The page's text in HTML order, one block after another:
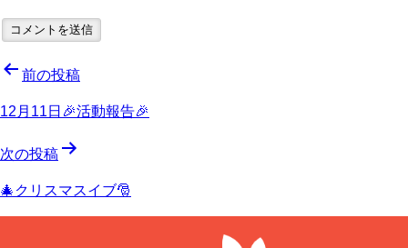
投
稿
前の投稿
12月11日🎉活動報告🎉
次の投稿
🎄クリスマスイブ🎅